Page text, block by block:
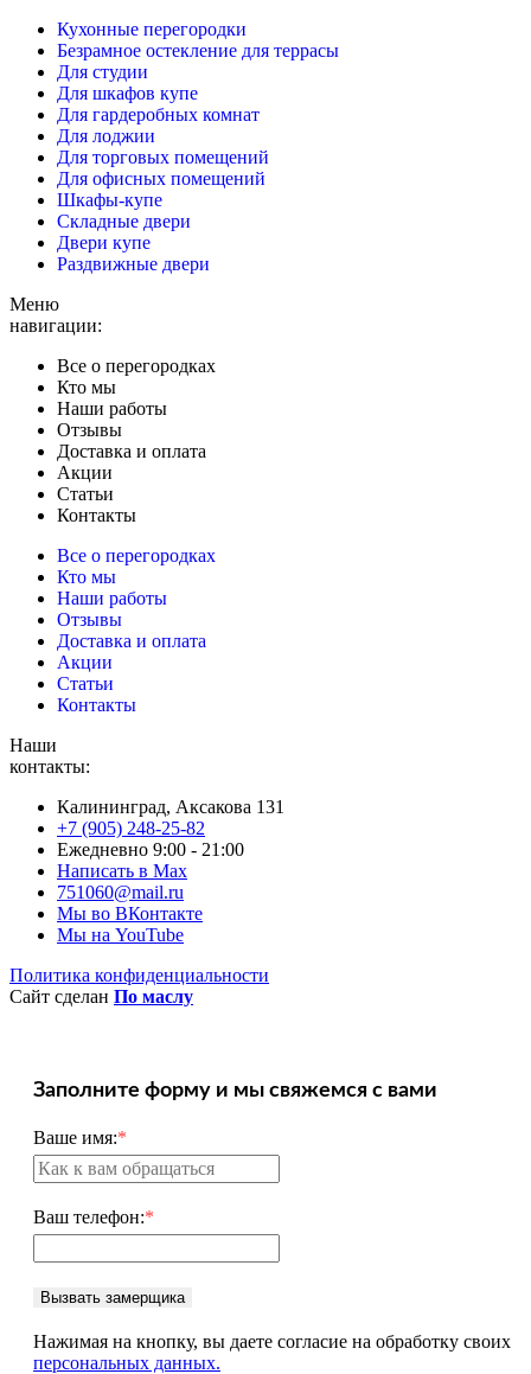
Кухонные перегородки
Безрамное остекление для террасы
Для студии
Для шкафов купе
Для гардеробных комнат
Для лоджии
Для торговых помещений
Для офисных помещений
Шкафы-купе
Складные двери
Двери купе
Раздвижные двери
Меню
навигации:
Все о перегородках
Кто мы
Наши работы
Отзывы
Доставка и оплата
Акции
Статьи
Контакты
Все о перегородках
Кто мы
Наши работы
Отзывы
Доставка и оплата
Акции
Статьи
Контакты
Наши
контакты:
Калининград, Аксакова 131
+7 (905) 248-25-82
Ежедневно 9:00 - 21:00
Написать в Max
751060@mail.ru
Мы во ВКонтакте
Мы на YouTube
Политика конфиденциальности
Сайт сделан По маслу
Заполните форму и мы свяжемся с вами
Ваше имя:*
Ваш телефон:*
Вызвать замерщика
Нажимая на кнопку, вы даете согласие на обработку своих
персональных данных.